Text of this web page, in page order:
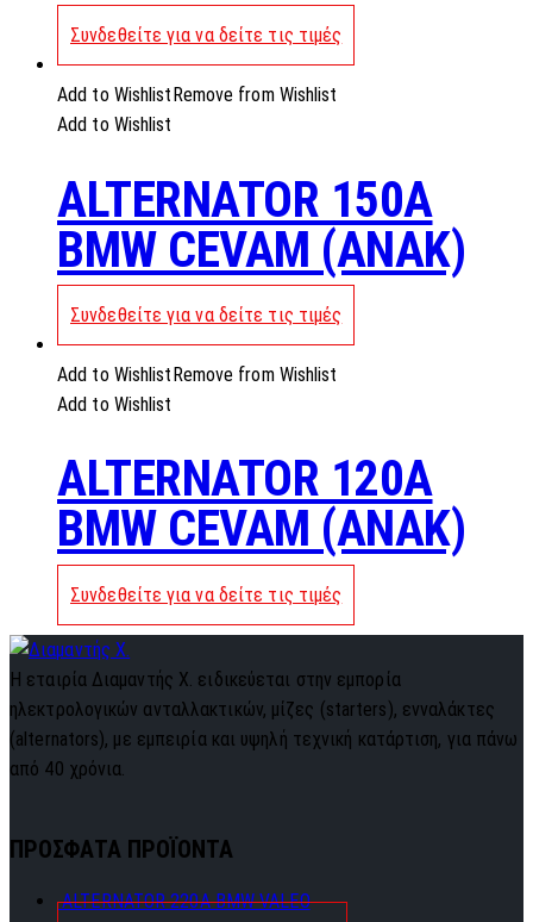
Συνδεθείτε για να δείτε τις τιμές
Add to Wishlist Remove from Wishlist
Add to Wishlist
ALTERNATOR 150A
BMW CEVAM (ANAK)
Συνδεθείτε για να δείτε τις τιμές
Add to Wishlist Remove from Wishlist
Add to Wishlist
ALTERNATOR 120A
BMW CEVAM (ANAK)
Συνδεθείτε για να δείτε τις τιμές
Η εταιρία Διαμαντής Χ. ειδικεύεται στην εμπορία
ηλεκτρολογικών ανταλλακτικών, μίζες (starters), ενναλάκτες
(alternators), με εμπειρία και υψηλή τεχνική κατάρτιση, για πάνω
από 40 χρόνια.
ΠΡΟΣΦΑΤΑ ΠΡΟΪΟΝΤΑ
ALTERNATOR 220A BMW VALEO